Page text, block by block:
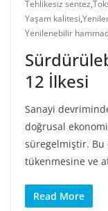
Tehlikesiz sentez,
Yaşam kalitesi,
Yenilenebilir
12 İlkesi
Sanayi
doğrusal
süregelmiştir. Bu
tükenmesine ve
Read More